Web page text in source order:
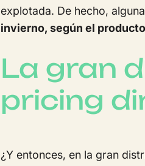
explotada. De hecho,
invierno, según el
La gran
pricing
¿Y entonces, en la gran